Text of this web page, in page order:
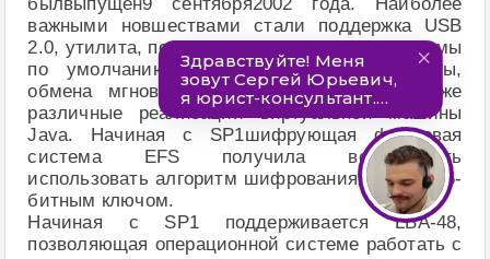
важными новшествами стали поддержка USB
2.0, утилита, позволяющая выбирать программы
по умолчанию для просмотра веб, почты,
обмена мгновенными сообщениями, а также
различные реализации виртуальной машины
Java. Начиная с SP1шифрующая файловая
система EFS получила возможность
использовать алгоритм шифрования AES с 256-
битным ключом.
Начиная с SP1 поддерживается LBA-48,
позволяющая операционной системе работать с